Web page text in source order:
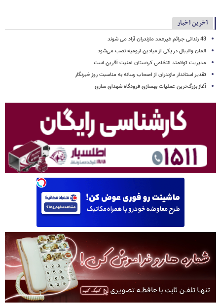
آخرین اخبار
43 زندانی جرائم غیرعمد مازندران آزاد می شوند
المان والیبال در یکی از میادین ارومیه نصب می‌شود
مدیریت توانمند انتظامی کردستان امنیت آفرین است
تقدیر استاندار مازندران از اصحاب رسانه به مناسبت روز خبرنگار
آغاز بزرگ‌ترین عملیات بهسازی فرودگاه شهدای ساری